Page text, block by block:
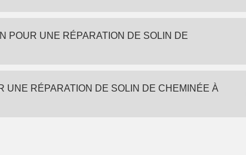
POUR UNE RÉPARATION DE SOLIN DE
UNE RÉPARATION DE SOLIN DE CHEMINÉE À